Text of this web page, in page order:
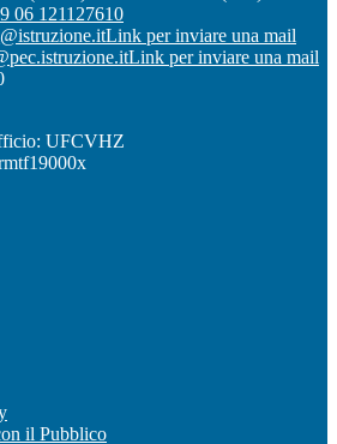
06 121127610
Link per inviare una mail
Link per inviare una mail
UFCVHZ
il Pubblico